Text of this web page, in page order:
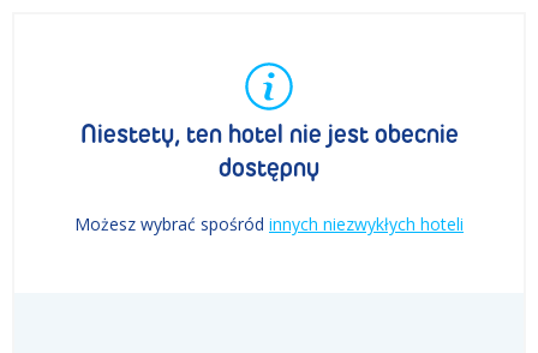
Niestety, ten hotel nie jest obecnie
dostępny
Możesz wybrać spośród innych niezwykłych hoteli